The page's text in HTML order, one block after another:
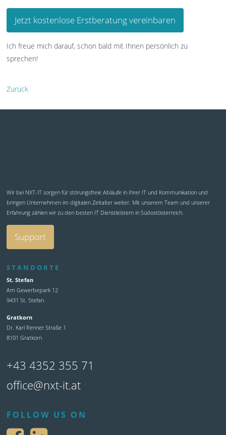
Jetzt kostenlose Erstberatung vereinbaren
Ich freue mich darauf, schon bald mit Ihnen persönlich zu
sprechen!
Zurück
Wir bei NXT-IT sorgen für störungsfreie Abläufe in Ihrer IT und Kommunikation und
bringen Unternehmen im digitalen Zeitalter weiter. Mit unserem Team und unserer
Erfahrung zählen wir zu den besten IT Dienstleistern in Südostösterreich.
Support
STANDORTE
St. Stefan
Am Gewerbepark 12
9431 St. Stefan
Gratkorn
Dr. Karl Renner Straße 1
8101 Gratkorn
+43 4352 355 71
office@nxt-it.at
FOLLOW US ON